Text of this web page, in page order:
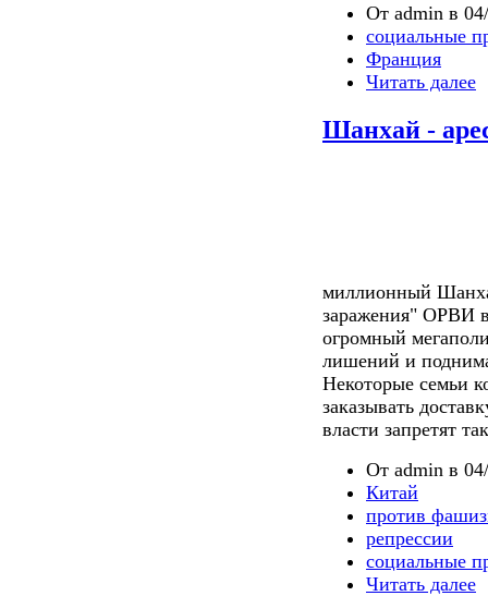
От admin в
социальные
Франция
Читать далее
Шанхай -
миллионный
заражения" ОРВИ
огромный
лишений и
Некоторые семьи
заказывать
власти запретят
От admin в
Китай
против
репрессии
социальные
Читать далее